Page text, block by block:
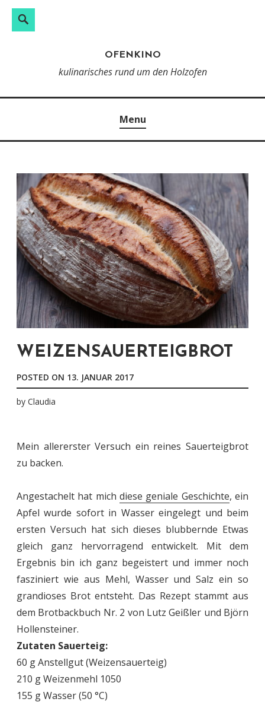
Search
OFENKINO
kulinarisches rund um den Holzofen
Menu
WEIZENSAUERTEIGBROT
POSTED ON 13. JANUAR 2017
by Claudia
Mein allererster Versuch ein reines Sauerteigbrot
zu backen.
Angestachelt hat mich diese geniale Geschichte, ein
Apfel wurde sofort in Wasser eingelegt und beim
ersten Versuch hat sich dieses blubbernde Etwas
gleich ganz hervorragend entwickelt. Mit dem
Ergebnis bin ich ganz begeistert und immer noch
fasziniert wie aus Mehl, Wasser und Salz ein so
grandioses Brot entsteht. Das Rezept stammt aus
dem Brotbackbuch Nr. 2 von Lutz Geißler und Björn
Hollensteiner.
Zutaten Sauerteig:
60 g Anstellgut (Weizensauerteig)
210 g Weizenmehl 1050
155 g Wasser (50 °C)